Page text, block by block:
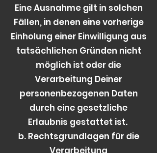
Eine Ausnahme gilt in solchen
Fällen, in denen eine vorherige
Einholung einer Einwilligung aus
tatsächlichen Gründen nicht
möglich ist oder die
Verarbeitung Deiner
personenbezogenen Daten
durch eine gesetzliche
Erlaubnis gestattet ist.
b. Rechtsgrundlagen für die
Verarbeitung